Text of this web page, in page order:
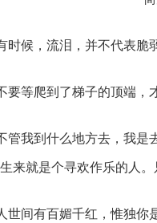
时候，流泪，并不代表脆
要等爬到了梯子的顶端，
管我到什么地方去，我是
来就是个寻欢作乐的人
世间有百媚千红，惟独你